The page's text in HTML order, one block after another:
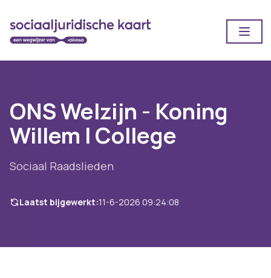
ONS Welzijn - Koning
Willem I College
Sociaal Raadslieden
Laatst bijgewerkt:11-6-2026 09:24:08